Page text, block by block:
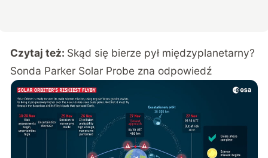
Czytaj też: Skąd się bierze pył międzyplanetarny?
Sonda Parker Solar Probe zna odpowiedź